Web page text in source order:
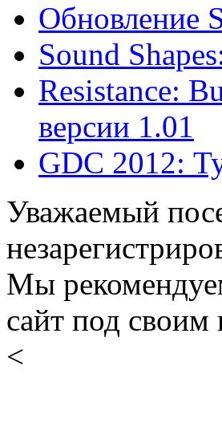
Обновление
Sound
Resistance:
версии 1.01
GDC 2012:
Уважаемый
Мы
сайт под
<